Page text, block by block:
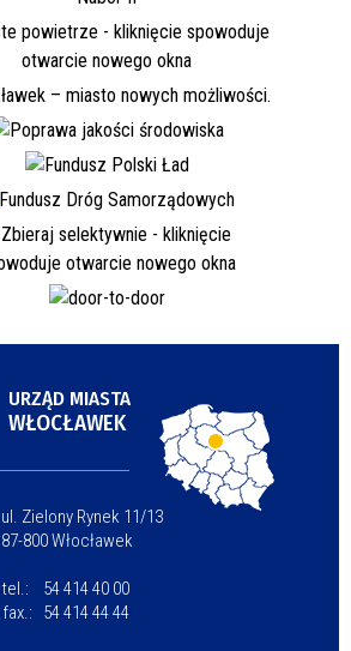
URZĄD MIASTA
WŁOCŁAWEK
ul. Zielony Rynek 11/13
87-800 Włocławek
tel.:
54 414 40 00
fax.:
54 414 44 44